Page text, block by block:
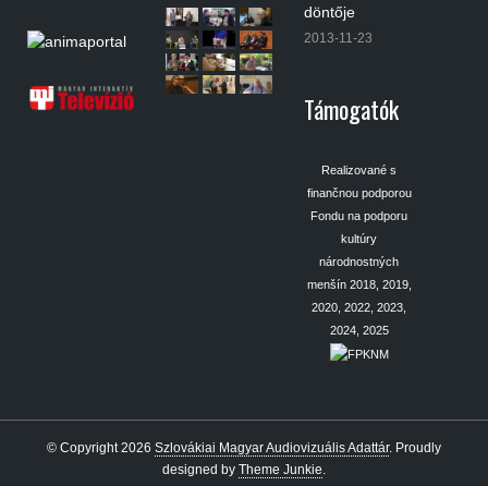
döntője
2013-11-23
Támogatók
Realizované s
finančnou podporou
Fondu na podporu
kultúry
národnostných
menšín 2018, 2019,
2020, 2022, 2023,
2024, 2025
© Copyright 2026 Szlovákiai Magyar Audiovizuális Adattár. Proudly
designed by Theme Junkie.